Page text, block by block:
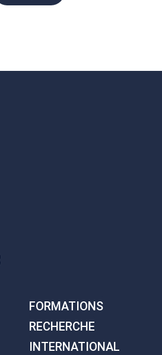
FORMATIONS
RECHERCHE
INTERNATIONAL